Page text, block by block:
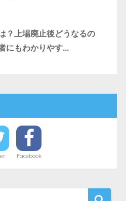
？上場廃止後どうなるの
にもわかりやす...
Facebook